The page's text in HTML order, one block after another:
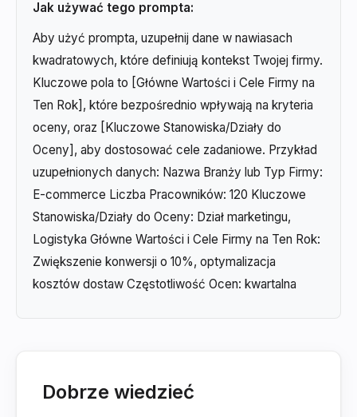
Jak używać tego prompta:
Aby użyć prompta, uzupełnij dane w nawiasach
kwadratowych, które definiują kontekst Twojej firmy.
Kluczowe pola to [Główne Wartości i Cele Firmy na
Ten Rok], które bezpośrednio wpływają na kryteria
oceny, oraz [Kluczowe Stanowiska/Działy do
Oceny], aby dostosować cele zadaniowe. Przykład
uzupełnionych danych: Nazwa Branży lub Typ Firmy:
E-commerce Liczba Pracowników: 120 Kluczowe
Stanowiska/Działy do Oceny: Dział marketingu,
Logistyka Główne Wartości i Cele Firmy na Ten Rok:
Zwiększenie konwersji o 10%, optymalizacja
kosztów dostaw Częstotliwość Ocen: kwartalna
Dobrze wiedzieć